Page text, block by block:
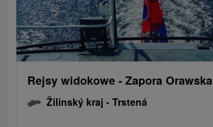
Rejsy widokowe - Zapora Orawska
Žilinský kraj -Trstená